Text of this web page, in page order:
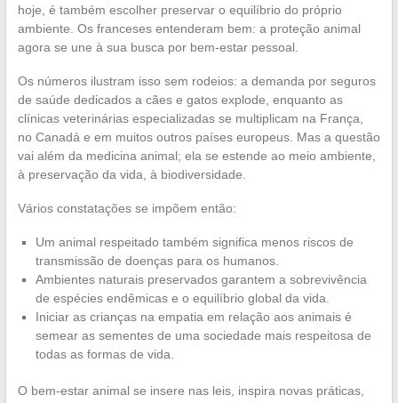
hoje, é também escolher preservar o equilíbrio do próprio
ambiente. Os franceses entenderam bem: a proteção animal
agora se une à sua busca por bem-estar pessoal.
Os números ilustram isso sem rodeios: a demanda por seguros
de saúde dedicados a cães e gatos explode, enquanto as
clínicas veterinárias especializadas se multiplicam na França,
no Canadá e em muitos outros países europeus. Mas a questão
vai além da medicina animal; ela se estende ao meio ambiente,
à preservação da vida, à biodiversidade.
Vários constatações se impõem então:
Um animal respeitado também significa menos riscos de
transmissão de doenças para os humanos.
Ambientes naturais preservados garantem a sobrevivência
de espécies endêmicas e o equilíbrio global da vida.
Iniciar as crianças na empatia em relação aos animais é
semear as sementes de uma sociedade mais respeitosa de
todas as formas de vida.
O bem-estar animal se insere nas leis, inspira novas práticas,